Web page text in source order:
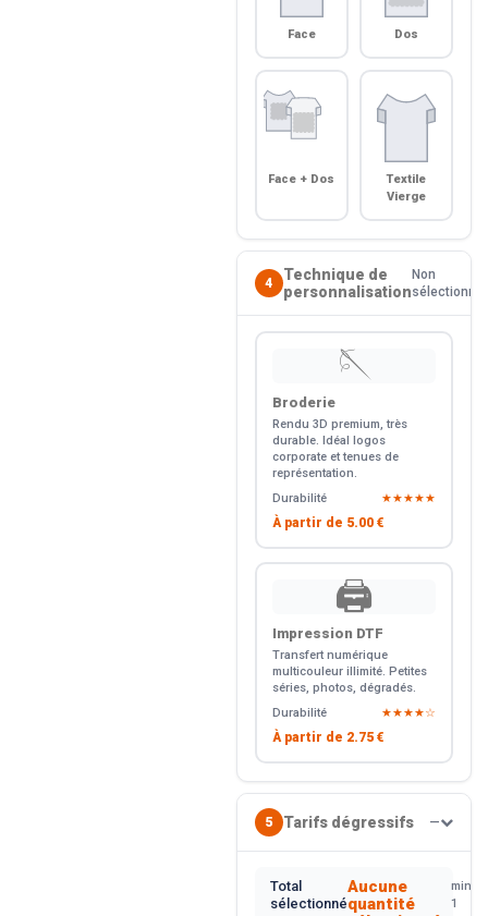
Face Dos
Face + Dos
Textile
Vierge
4
Technique de
personnalisation
Non
sélectionné
🪡
Broderie
Rendu 3D premium, très
durable. Idéal logos
corporate et tenues de
représentation.
Durabilité
★★★★★
À partir de 5.00 €
🖨️
Impression DTF
Transfert numérique
multicouleur illimité. Petites
séries, photos, dégradés.
Durabilité
★★★★☆
À partir de 2.75 €
5 Tarifs dégressifs —
Total
sélectionné
Aucune
quantité
min.
1